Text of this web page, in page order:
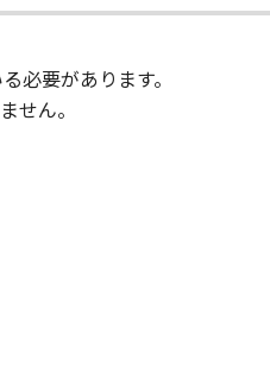
必要があります。
せん。